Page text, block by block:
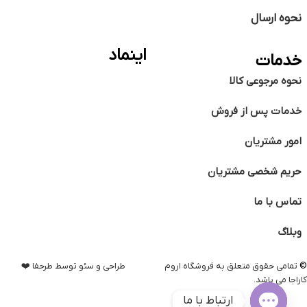
نحوه ارسال
خدمات
نحوه مرجوعی کالا
خدمات پس از فروش
امور مشتریان
حریم شخصی مشتریان
تماس با ما
وبلاگ
اینماد
©️ تمامی حقوق متعلق به فروشگاه اروم
کاراجا می باشد.
طراحی و سئو توسط طرحفا ❤️
ارتباط با ما